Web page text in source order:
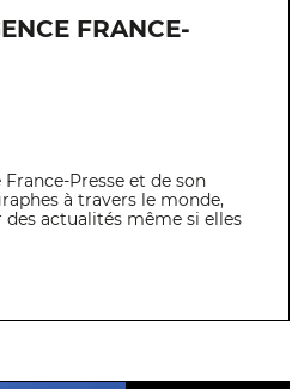
FRANCE-
France-Presse et de son
à travers le monde,
des actualités même si elles